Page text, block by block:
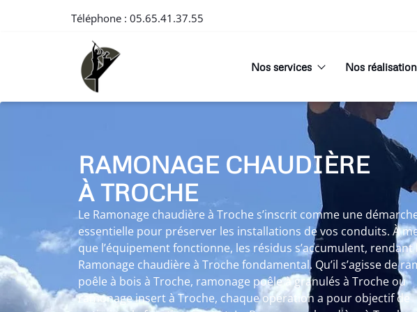
Téléphone : 05.65.41.37.55
Nos services Nos
RAMONAGE CHAUDIÈRE
À TROCHE
Le Ramonage chaudière à Troche s’inscrit comme une
essentielle pour préserver les installations de vos conduits. À
que l’équipement fonctionne, les résidus s’accumulent, rendant
Ramonage chaudière à Troche fondamental. Qu’il s’agisse de
poêle à bois à Troche, ramonage poêle à granulés à Troche ou
ramonage insert à Troche, chaque opération a pour objectif de